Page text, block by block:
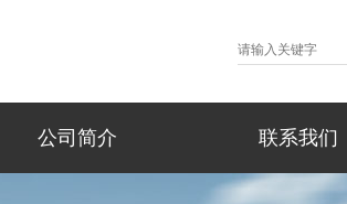
公司简介 联系我们